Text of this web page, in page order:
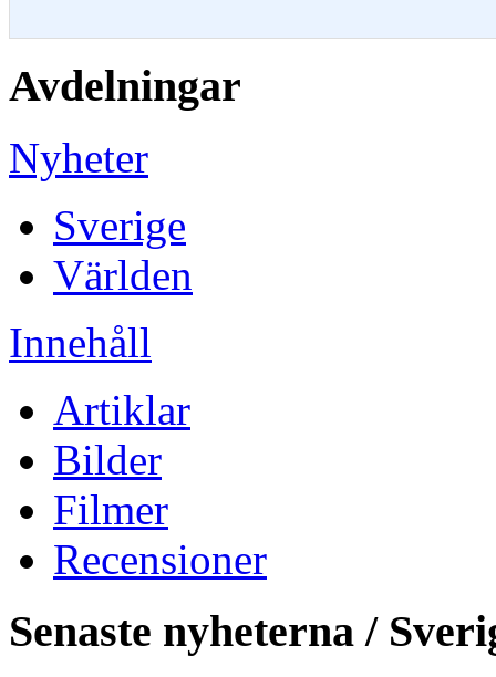
Avdelningar
Nyheter
Sverige
Världen
Innehåll
Artiklar
Bilder
Filmer
Recensioner
Senaste nyheterna /